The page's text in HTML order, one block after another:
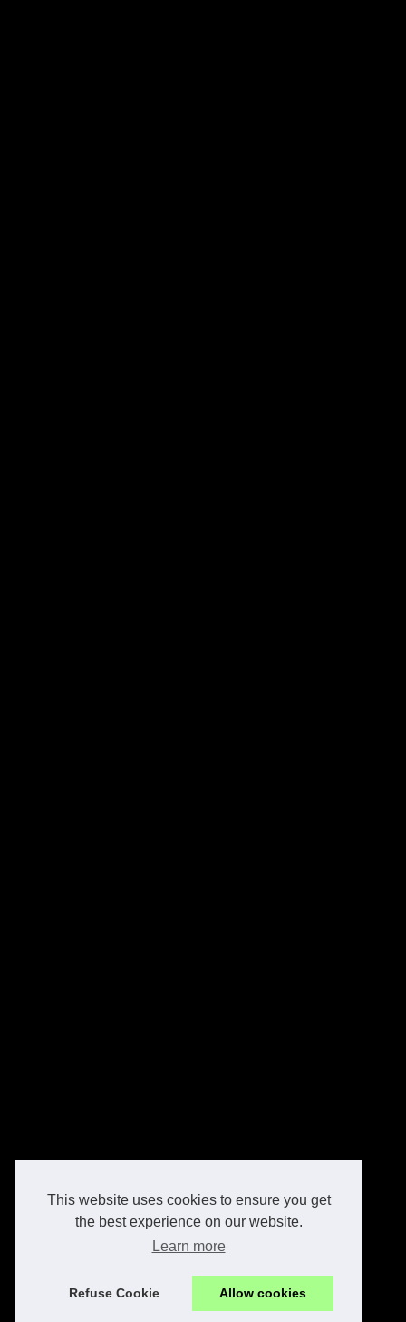
This website uses cookies to ensure you get
the best experience on our website.
Learn more
Refuse Cookie Allow cookies